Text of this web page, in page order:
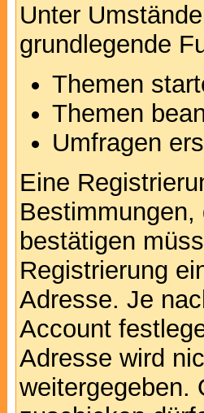
Unter
grundlegende
Themen
Themen
Umfragen
Eine
bestätigen
Registrierung
Adresse. Je
Account
Adresse wird
weitergegeben.